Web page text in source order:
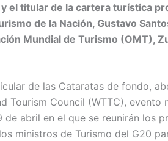
el titular de la cartera turística
de la Nación, Gustavo
Mundial de Turismo (OMT),
de las Cataratas de fondo,
Tourism Council (WTTC),
de abril en el que se reunirán los
ministros de Turismo del G20